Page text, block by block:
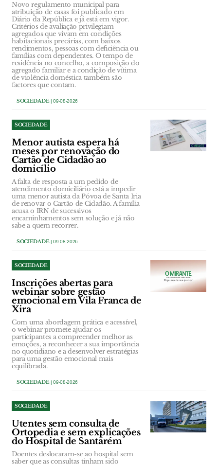
Novo regulamento municipal para
atribuição de casas foi publicado em
Diário da República e já está em vigor.
Critérios de avaliação privilegiam
agregados que vivam em condições
habitacionais precárias, com baixos
rendimentos, pessoas com deficiência ou
famílias com dependentes. O tempo de
residência no concelho, a composição do
agregado familiar e a condição de vítima
de violência doméstica também são
factores que contam.
SOCIEDADE| 09-08-2026
SOCIEDADE
Menor autista espera há
meses por renovação do
Cartão de Cidadão ao
domicílio
A falta de resposta a um pedido de
atendimento domiciliário está a impedir
uma menor autista da Póvoa de Santa Iria
de renovar o Cartão de Cidadão. A família
acusa o IRN de sucessivos
encaminhamentos sem solução e já não
sabe a quem recorrer.
SOCIEDADE| 09-08-2026
SOCIEDADE
Inscrições abertas para
webinar sobre gestão
emocional em Vila Franca de
Xira
Com uma abordagem prática e acessível,
o webinar promete ajudar os
participantes a compreender melhor as
emoções, a reconhecer a sua importância
no quotidiano e a desenvolver estratégias
para uma gestão emocional mais
equilibrada.
SOCIEDADE| 09-08-2026
SOCIEDADE
Utentes sem consulta de
Ortopedia e sem explicações
do Hospital de Santarém
Doentes deslocaram-se ao hospital sem
saber que as consultas tinham sido